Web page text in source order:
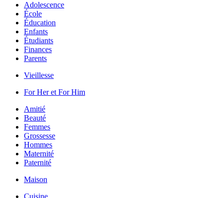
Adolescence
École
Éducation
Enfants
Étudiants
Finances
Parents
Vieillesse
For Her et For Him
Amitié
Beauté
Femmes
Grossesse
Hommes
Maternité
Paternité
Maison
Cuisine